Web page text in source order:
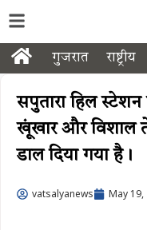
गुजरात राष्ट्रीय
सपुतारा हिल
खूंखार और विशाल
डाल दिया गया है।
vatsalyanews May 19,